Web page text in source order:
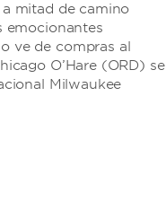
mitad de camino
emocionantes
ve de compras al
O’Hare (ORD) se
Milwaukee